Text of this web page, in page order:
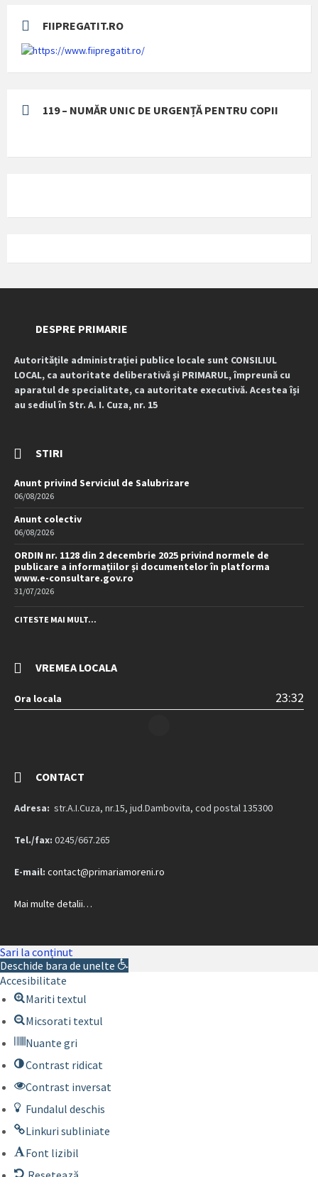
FIIPREGATIT.RO
119 – NUMĂR UNIC DE URGENȚĂ PENTRU COPII
DESPRE PRIMARIE
Autoritățile administrației publice locale sunt CONSILIUL
LOCAL, ca autoritate deliberativă și PRIMARUL, împreună cu
aparatul de specialitate, ca autoritate executivă. Acestea își
au sediul în Str. A. I. Cuza, nr. 15
STIRI
Anunt privind Serviciul de Salubrizare
06/08/2026
Anunt colectiv
06/08/2026
ORDIN nr. 1128 din 2 decembrie 2025 privind normele de
publicare a informațiilor și documentelor în platforma
www.e-consultare.gov.ro
31/07/2026
CITESTE MAI MULT...
VREMEA LOCALA
Ora locala 23:32
CONTACT
Adresa: str.A.I.Cuza, nr.15, jud.Dambovita, cod postal 135300
Tel./fax: 0245/667.265
E-mail: contact@primariamoreni.ro
Mai multe detalii…
Sari la conținut
Deschide bara de unelte
Accesibilitate
Mariti textul
Micsorati textul
Nuante gri
Contrast ridicat
Contrast inversat
Fundalul deschis
Linkuri subliniate
Font lizibil